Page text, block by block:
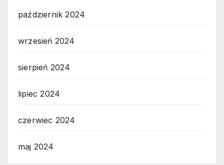
październik 2024
wrzesień 2024
sierpień 2024
lipiec 2024
czerwiec 2024
maj 2024